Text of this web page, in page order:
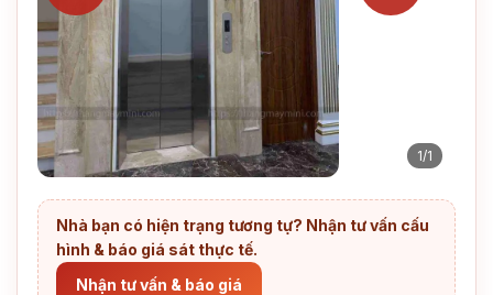
1/1
Nhà bạn có hiện trạng tương tự? Nhận tư vấn cấu
hình & báo giá sát thực tế.
Nhận tư vấn & báo giá